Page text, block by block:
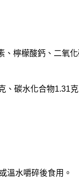
、檸檬酸鈣、二氧
、碳水化合物1.31
溫水嚼碎後食用。